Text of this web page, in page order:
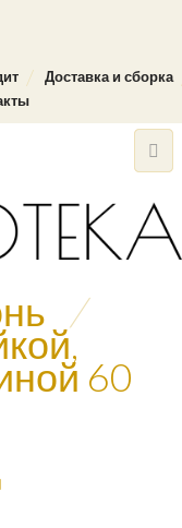
Доставка и сборка
/
60